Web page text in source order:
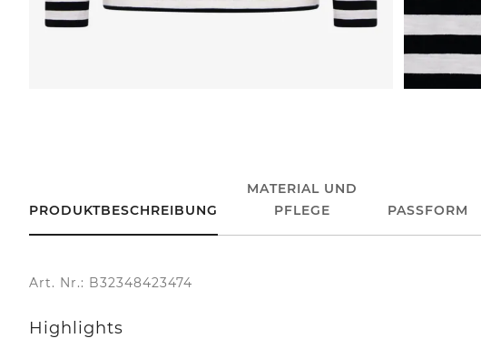
PRODUKTBESCHREIBUNG
MATERIAL UND
PFLEGE
PASSFORM
Art. Nr.: B32348423474
Highlights